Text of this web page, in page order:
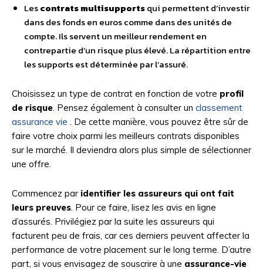
Lescontrats multisupportsqui permettent d’investir
dans des fonds en euros comme dans des unités de
compte. Ils servent un meilleur rendement en
contrepartie d’un risque plus élevé. La répartition entre
les supports est déterminée par l’assuré.
Choisissez un type de contrat en fonction de votre profil
de risque . Pensez également à consulter un classement
assurance vie . De cette manière, vous pouvez être sûr de
faire votre choix parmi les meilleurs contrats disponibles
sur le marché. Il deviendra alors plus simple de sélectionner
une offre.
Commencez par identifier les assureurs qui ont fait
leurs preuves . Pour ce faire, lisez les avis en ligne
d’assurés. Privilégiez par la suite les assureurs qui
facturent peu de frais, car ces derniers peuvent affecter la
performance de votre placement sur le long terme. D’autre
part, si vous envisagez de souscrire à une assurance-vie